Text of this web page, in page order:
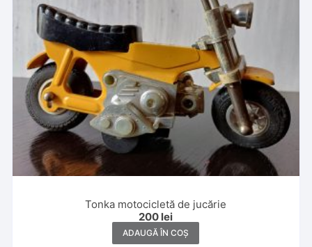
Tonka motocicletă de jucărie
200 lei
ADAUGĂ ÎN COȘ